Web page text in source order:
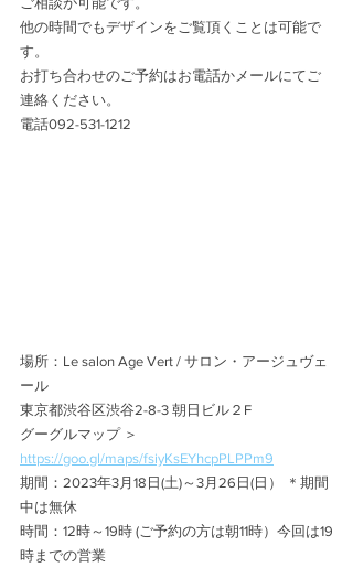
他の時間でもデザインをご覧頂くことは可能で
す。
お打ち合わせのご予約はお電話かメールにてご
連絡ください。
電話092-531-1212
場所：Le salon Age Vert / サロン・アージュヴェ
ール
東京都渋谷区渋谷2-8-3 朝日ビル２F
グーグルマップ ＞
https://goo.gl/maps/fsiyKsEYhcpPLPPm9
期間：2023年3月18日(土)～3月26日(日） ＊期間
中は無休
時間：12時～19時 (ご予約の方は朝11時）今回は19
時までの営業